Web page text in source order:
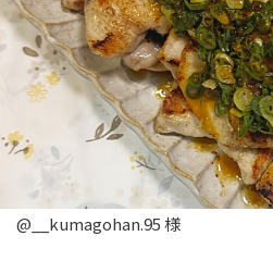
@__kumagohan.95 様